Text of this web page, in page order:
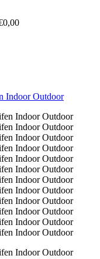
0,00
Indoor Outdoor